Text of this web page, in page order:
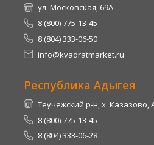
ул. Московская, 69А
8 (800) 775-13-45
8 (804) 333-06-50
info@kvadratmarket.ru
Республика Адыгея
Теучежский р-н, х.
8 (800) 775-13-45
8 (804) 333-06-28